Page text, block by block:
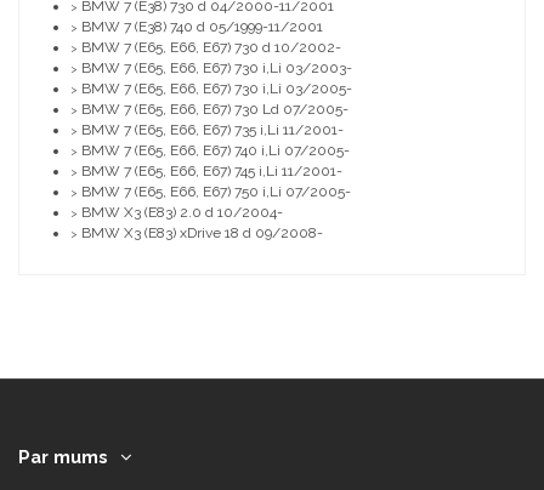
> BMW 7 (E38) 730 d 04/2000-11/2001
> BMW 7 (E38) 740 d 05/1999-11/2001
> BMW 7 (E65, E66, E67) 730 d 10/2002-
> BMW 7 (E65, E66, E67) 730 i,Li 03/2003-
> BMW 7 (E65, E66, E67) 730 i,Li 03/2005-
> BMW 7 (E65, E66, E67) 730 Ld 07/2005-
> BMW 7 (E65, E66, E67) 735 i,Li 11/2001-
> BMW 7 (E65, E66, E67) 740 i,Li 07/2005-
> BMW 7 (E65, E66, E67) 745 i,Li 11/2001-
> BMW 7 (E65, E66, E67) 750 i,Li 07/2005-
> BMW X3 (E83) 2.0 d 10/2004-
> BMW X3 (E83) xDrive 18 d 09/2008-
Par mums